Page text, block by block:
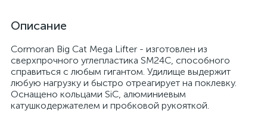
Описание
Cormoran Big Cat Mega Lifter - изготовлен из
сверхпрочного углепластика SM24C, способного
справиться с любым гигантом. Удилище выдержит
любую нагрузку и быстро отреагирует на поклевку.
Оснащено кольцами SiC, алюминиевым
катушкодержателем и пробковой рукояткой.